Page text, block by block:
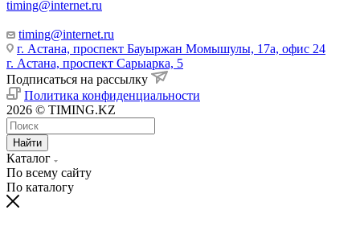
timing@internet.ru
timing@internet.ru
г. Астана, проспект Бауыржан Момышулы, 17а, офис 24
г. Астана, проспект Сарыарка, 5
Подписаться на рассылку
Политика конфиденциальности
2026 © TIMING.KZ
Найти
Каталог
По всему сайту
По каталогу